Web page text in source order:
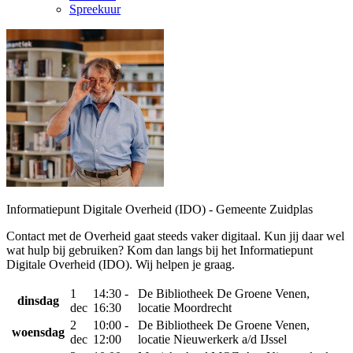
Spreekuur
Informatiepunt Digitale Overheid (IDO) - Gemeente Zuidplas
Contact met de Overheid gaat steeds vaker digitaal. Kun jij daar wel
wat hulp bij gebruiken? Kom dan langs bij het Informatiepunt
Digitale Overheid (IDO). Wij helpen je graag.
dinsdag
1
dec
14:30 -
16:30
De Bibliotheek De Groene Venen,
locatie Moordrecht
woensdag
2
dec
10:00 -
12:00
De Bibliotheek De Groene Venen,
locatie Nieuwerkerk a/d IJssel